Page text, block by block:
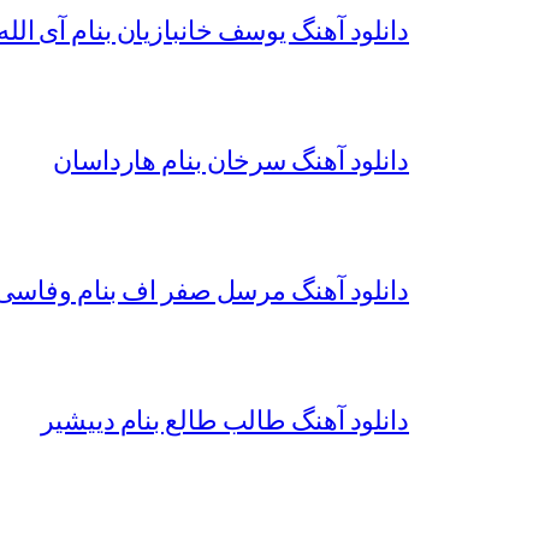
دانلود آهنگ یوسف خانبازیان بنام آی
دانلود آهنگ سرخان بنام هارداسان
دانلود آهنگ مرسل صفر اف بنام
دانلود آهنگ طالب طالع بنام دییشیر